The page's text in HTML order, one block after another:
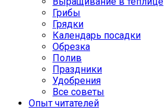
Грибы
Грядки
Календарь посадки
Обрезка
Полив
Праздники
Удобрения
Все советы
Опыт читателей